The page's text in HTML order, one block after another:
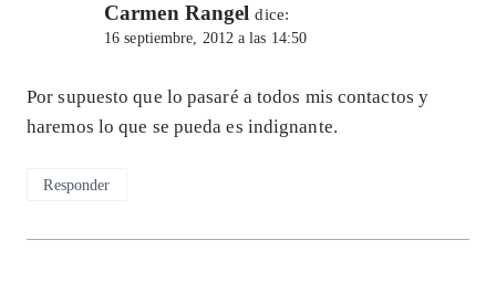
Carmen Rangel dice:
16 septiembre, 2012 a las 14:50
Por supuesto que lo pasaré a todos mis contactos y
haremos lo que se pueda es indignante.
Responder